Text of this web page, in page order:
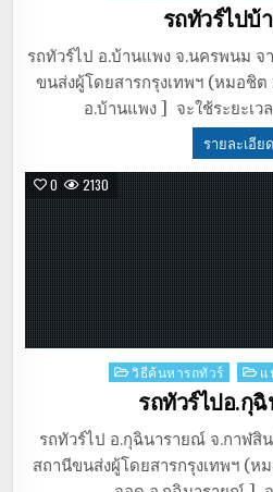
รถทัวร์ไปบ้
รถทัวร์ไป อ.บ้านแพง จ.นครพนม
ขนส่งผู้โดยสารกรุงเทพฯ (หมอชิ
อ.บ้านแพง ] จะใช้ระยะเว
รายละเอียด
0 2130
Posted
วิธีค้นหารถทัวร์ แ
รถทัวร์ไปอ.กุ
รถทัวร์ไป อ.กุฉินารายณ์ จ.กาฬสิ
สถานีขนส่งผู้โดยสารกรุงเทพฯ (ห